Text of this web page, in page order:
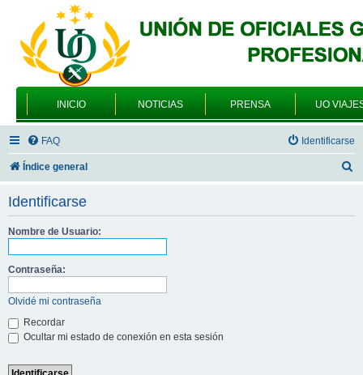
INICIO NOTICIAS PRENSA UO
FAQ Identificarse
Índice general
Identificarse
Nombre de Usuario:
Contraseña:
Olvidé mi contraseña
Recordar
Ocultar mi estado de conexión en esta sesión